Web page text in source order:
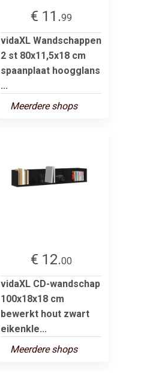
€ 11.99
vidaXL Wandschappen
2 st 80x11,5x18 cm
spaanplaat hoogglans
...
Meerdere shops
€ 12.00
vidaXL CD-wandschap
100x18x18 cm
bewerkt hout zwart
eikenkle...
Meerdere shops